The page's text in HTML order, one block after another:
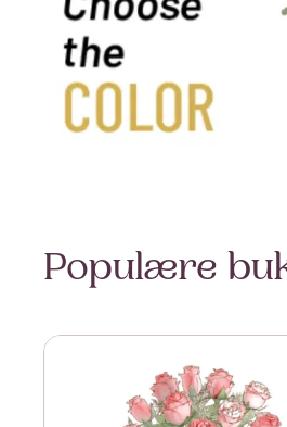
Populære
Se mer om 12 roses medium